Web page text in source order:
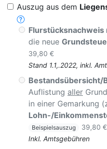
Auszug aus dem
Flurstücksnachweis
die neue
39,80 €
Stand 1.1,.2022, inkl.
Bestandsübersicht/
Auflistung aller
in einer Gemarkung
Lohn-/
Beispielsauszug
39,80 €
Inkl. Amtsgebühren